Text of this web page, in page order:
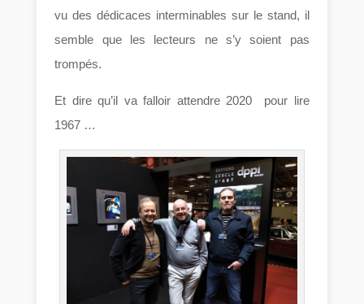
vu des dédicaces interminables sur le stand, il
semble que les lecteurs ne s’y soient pas
trompés.
Et dire qu’il va falloir attendre 2020 pour lire
1967 …